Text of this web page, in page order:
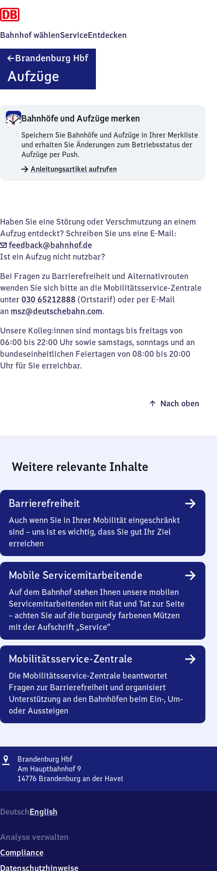
Bahnhof wählenServiceEntdecken
Brandenburg HbfBrandenburg
Aufzüge
Bahnhöfe und Aufzüge merken
Bahnhöfe
und
Aufzüge
merken.
Speichern Sie Bahnhöfe und Aufzüge in Ihrer Merkliste
und erhalten Sie Änderungen zum Betriebsstatus der
Aufzüge per Push.
Anleitungsartikel aufrufen
Haben Sie eine Störung oder Verschmutzung an einem
Aufzug entdeckt? Schreiben Sie uns eine E-Mail:
feedback@bahnhof.de
Ist ein Aufzug nicht nutzbar?
Bei Fragen zu Barrierefreiheit und Alternativrouten
wenden Sie sich bitte an die Mobilitätsservice-Zentrale
unter 030 65212888 (Ortstarif) oder per E-Mail
an msz@deutschebahn.com.
Unsere Kolleg:innen sind montags bis freitags von
06:00 bis 22:00 Uhr sowie samstags, sonntags und an
bundeseinheitlichen Feiertagen von 08:00 bis 20:00
Uhr für Sie erreichbar.
Nach oben
Weitere relevante Inhalte
Barrierefreiheit
Auch wenn Sie in Ihrer Mobilität eingeschränkt
sind – uns ist es wichtig, dass Sie gut Ihr Ziel
erreichen
Mobile Servicemitarbeitende
Auf dem Bahnhof stehen Ihnen unsere mobilen
Servicemitarbeitenden mit Rat und Tat zur Seite
– achten Sie auf die burgundy farbenen Mützen
mit der Aufschrift „Service“
Mobilitätsservice-Zentrale
Die Mobilitätsservice-Zentrale beantwortet
Fragen zur Barrierefreiheit und organisiert
Unterstützung an den Bahnhöfen beim Ein-, Um-
oder Aussteigen
Adresse
Brandenburg HbfBrandenburg
Hauptbahnhof
Am Hauptbahnhof 9
14776 Brandenburg an der Havel
Am
Hauptbahnhof
1
7
7
DeutschEnglish
Analyse verwalten
Compliance
Datenschutzhinweise